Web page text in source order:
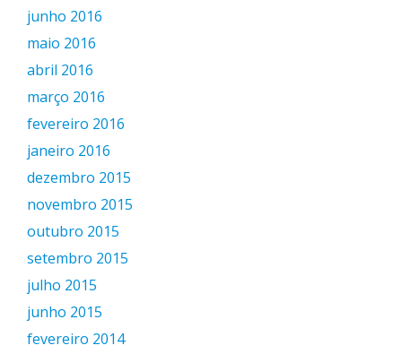
junho 2016
maio 2016
abril 2016
março 2016
fevereiro 2016
janeiro 2016
dezembro 2015
novembro 2015
outubro 2015
setembro 2015
julho 2015
junho 2015
fevereiro 2014